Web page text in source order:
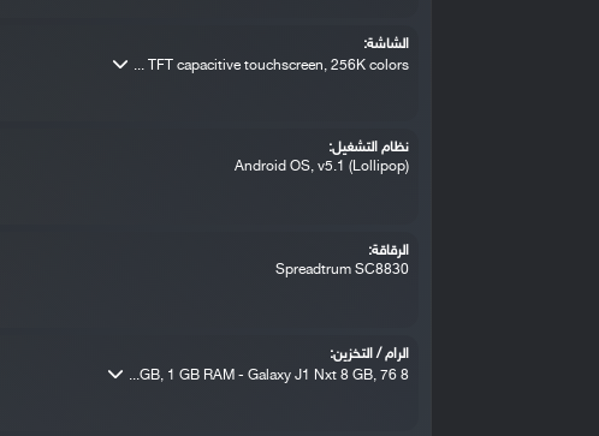
الشاشة:
TFT capacitive touchscreen, 256K colors ...
نظام التشغيل:
Android OS, v5.1 (Lollipop)
الرقاقة:
Spreadtrum SC8830
الرام / التخزين:
8 GB, 1 GB RAM - Galaxy J1 Nxt 8 GB, 76...